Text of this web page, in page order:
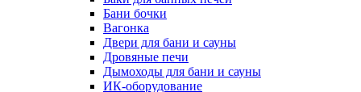
Бани бочки
Вагонка
Двери для бани и сауны
Дровяные печи
Дымоходы для бани и сауны
ИК-оборудование